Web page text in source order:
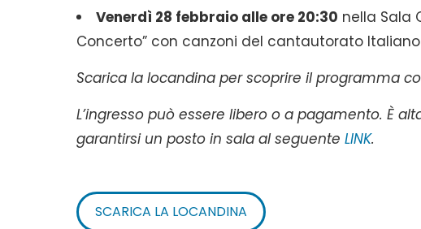
Venerdì 28 febbraio alle ore 20:30 nella Sala
Concerto” con canzoni del cantautorato
Scarica la locandina per scoprire il programma
L’ingresso può essere libero o a pagamento.È
garantirsi un posto in sala al seguenteLINK.
SCARICA LA LOCANDINA